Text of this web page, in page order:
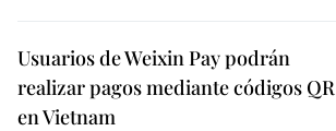
Usuarios de Weixin Pay podrán
realizar pagos mediante códigos QR
en Vietnam